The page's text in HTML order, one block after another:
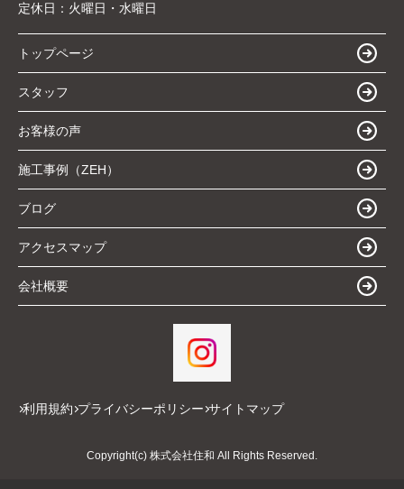
定休日： 火曜日・水曜日
トップページ
スタッフ
お客様の声
施工事例（ZEH）
ブログ
アクセスマップ
会社概要
利用規約 プライバシーポリシー サイトマップ
Copyright(c) 株式会社住和 All Rights Reserved.